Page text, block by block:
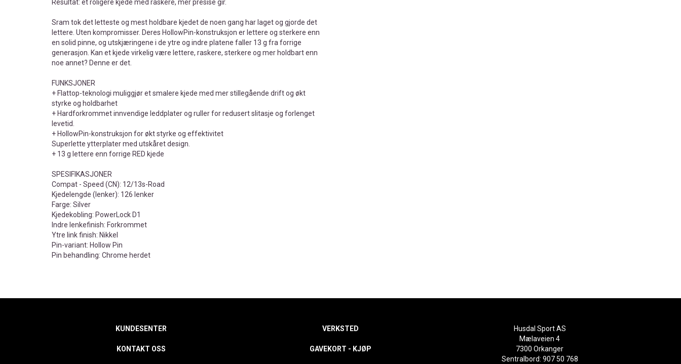
Resultat: et roligere kjede med raskere, mer presise gir.
Sram tok det letteste og mest holdbare kjedet de noen gang har laget og gjorde det
lettere. Uten kompromisser. Deres HollowPin-konstruksjon er lettere og sterkere enn
en solid pinne, og utskjæringene i de ytre og indre platene faller 13 g fra forrige
generasjon. Kan et kjede virkelig være lettere, raskere, sterkere og mer holdbart enn
noe annet? Denne er det.
FUNKSJONER
+ Flattop-teknologi muliggjør et smalere kjede med mer stillegående drift og økt
styrke og holdbarhet
+ Hardforkrommet innvendige leddplater og ruller for redusert slitasje og forlenget
levetid.
+ HollowPin-konstruksjon for økt styrke og effektivitet
Superlette ytterplater med utskåret design.
+ 13 g lettere enn forrige RED kjede
SPESIFIKASJONER
Compat - Speed (CN): 12/13s-Road
Kjedelengde (lenker): 126 lenker
Farge: Silver
Kjedekobling: PowerLock D1
Indre lenkefinish: Forkrommet
Ytre link finish: Nikkel
Pin-variant: Hollow Pin
Pin behandling: Chrome herdet
KUNDESENTER
KONTAKT OSS
VERKSTED
GAVEKORT - KJØP
Husdal Sport AS
Mælaveien 4
7300 Orkanger
Sentralbord: 907 50 768